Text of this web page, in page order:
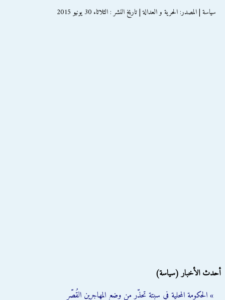
سياسة | المصدر: الحرية و العدالة | تاريخ النشر : الثلاثاء 30 يونيو 2015
أحدث الأخبار (سياسة)
» الحكومة المحلية في سبتة تحذّر من وضع المهاجرين القُصّر